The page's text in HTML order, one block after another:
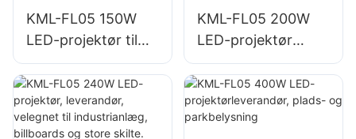
KML-FL05 150W
LED-projektør til
belysning af
parkeringspladser
og
opbevaringsområd
KML-FL05 200W
LED-projektør
leverandør,
nødbelysning og
katastrofehjælpspr
ojekter